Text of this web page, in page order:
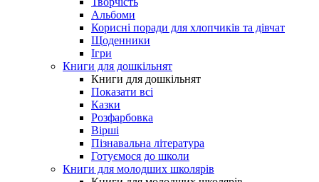
Альбоми
Корисні поради для хлопчиків та дівчат
Щоденники
Ігри
Книги для дошкільнят
Книги для дошкільнят
Показати всі
Казки
Розфарбовка
Вірші
Пізнавальна література
Готуємося до школи
Книги для молодших школярів